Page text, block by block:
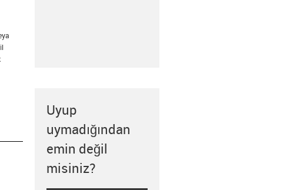
Uyup
uymadığından
emin değil
misiniz?